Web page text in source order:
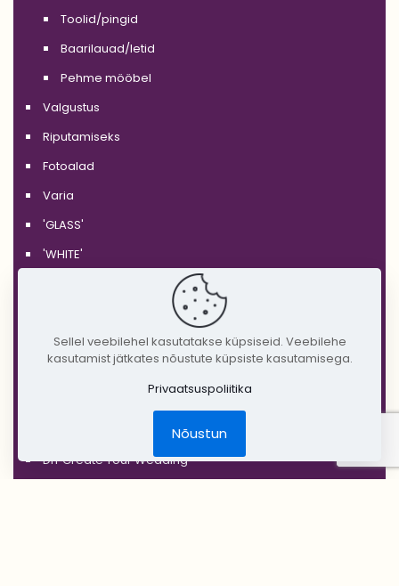
Toolid/pingid
Baarilauad/letid
Pehme mööbel
Valgustus
Riputamiseks
Fotoalad
Varia
'GLASS'
'WHITE'
'GOLD'
DIY Create Your Wedding
Sellel veebilehel kasutatakse küpsiseid. Veebilehe
kasutamist jätkates nõustute küpsiste kasutamisega.
Privaatsuspoliitika
Nõustun